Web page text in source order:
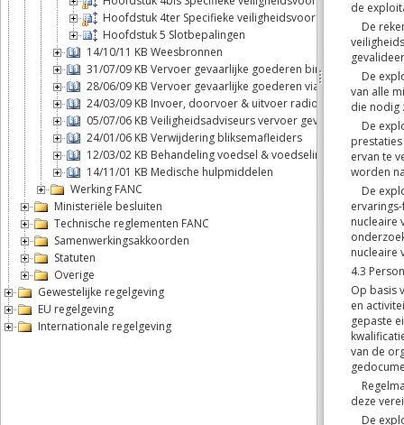
Hoofdstuk 4ter Specifieke veiligheidsvoorschriften voor
Hoofdstuk 5 Slotbepalingen
14/10/11 KB Weesbronnen
31/07/09 KB Vervoer gevaarlijke goederen binnenwateren
28/06/09 KB Vervoer gevaarlijke goederen via de weg of
24/03/09 KB Invoer, doorvoer & uitvoer radioactieve stoffen
05/07/06 KB Veiligheidsadviseurs vervoer gevaarlijke
24/01/06 KB Verwijdering bliksemafleiders
12/03/02 KB Behandeling voedsel & voedselingrediënten
14/11/01 KB Medische hulpmiddelen
Werking FANC
Ministeriële besluiten
Technische reglementen FANC
Samenwerkingsakkoorden
Statuten
Overige
Gewestelijke regelgeving
EU regelgeving
Internationale regelgeving